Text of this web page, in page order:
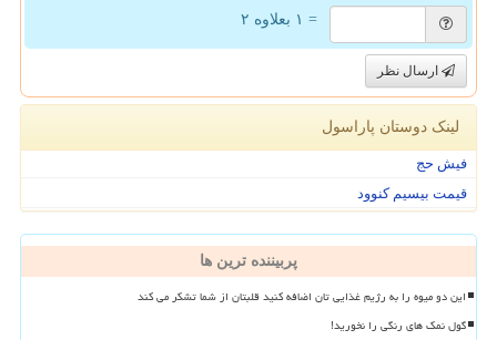
= ۱ بعلاوه ۲
ارسال نظر
لینک دوستان پاراسول
فیش حج
قیمت بیسیم کنوود
پربیننده ترین ها
این دو میوه را به رژیم غذایی تان اضافه کنید قلبتان از شما تشکر می کند
گول نمک های رنگی را نخورید!